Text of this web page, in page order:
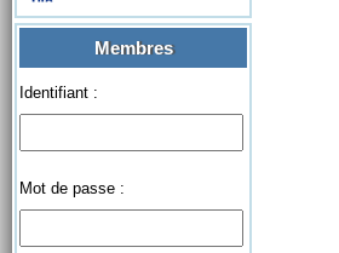
Membres
Identifiant :
Mot de passe :